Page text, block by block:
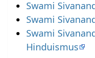
Swami
Swami
Swami
Hinduismus